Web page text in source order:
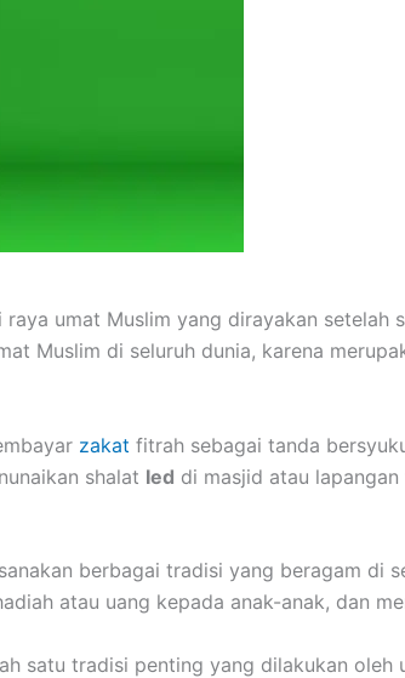
umat Muslim yang dirayakan setelah
Muslim di seluruh dunia, karena
zakat fitrah sebagai tanda
shalat Ied di masjid atau
berbagai tradisi yang beragam di
atau uang kepada anak-anak, dan
satu tradisi penting yang dilakukan oleh